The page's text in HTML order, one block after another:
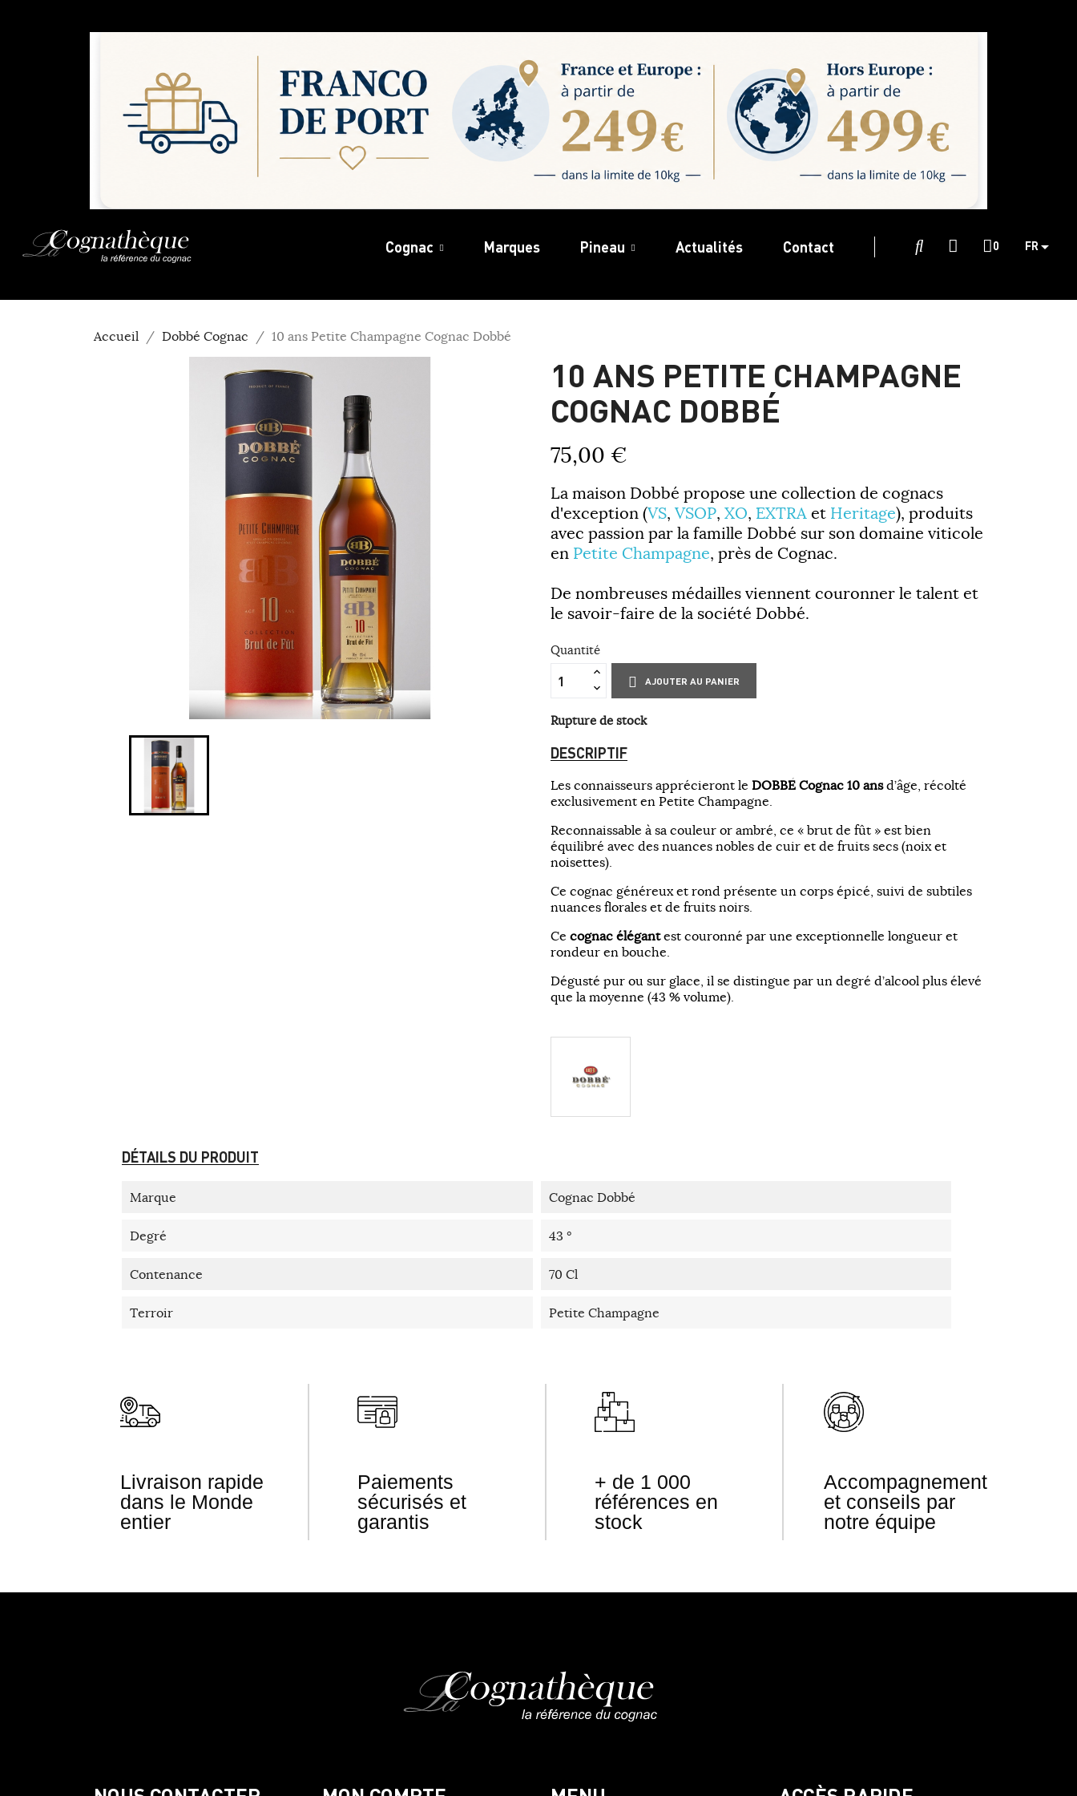
Cognac Marques Pineau Actualités Contact 0 FR
Accueil Dobbé Cognac 10 ans Petite Champagne Cognac Dobbé
10 ANS PETITE CHAMPAGNE
COGNAC DOBBÉ
75,00 €
La maison Dobbé propose une collection de cognacs
d'exception (VS, VSOP, XO, EXTRA et Heritage), produits
avec passion par la famille Dobbé sur son domaine viticole
en Petite Champagne, près de Cognac.
De nombreuses médailles viennent couronner le talent et
le savoir-faire de la société Dobbé.
Quantité
AJOUTER AU PANIER
Rupture de stock
DESCRIPTIF
Les connaisseurs apprécieront le DOBBÉ Cognac 10 ansd’âge, récolté
exclusivement en Petite Champagne.
Reconnaissable à sa couleur or ambré, ce « brut de fût » est bien
équilibré avec des nuances nobles de cuir et de fruits secs (noix et
noisettes).
Ce cognac généreux et rond présente un corps épicé, suivi de subtiles
nuances florales et de fruits noirs.
Ce cognac élégantest couronné par une exceptionnelle longueur et
rondeur en bouche.
Dégusté pur ou sur glace, il se distingue par un degré d’alcool plus élevé
que la moyenne (43 % volume).
DÉTAILS DU PRODUIT
Marque Cognac Dobbé
Degré 43 °
Contenance 70 Cl
Terroir Petite Champagne
Livraison rapide
dans le Monde
entier
Paiements
sécurisés et
garantis
+ de 1 000
références en
stock
Accompagnement
et conseils par
notre équipe